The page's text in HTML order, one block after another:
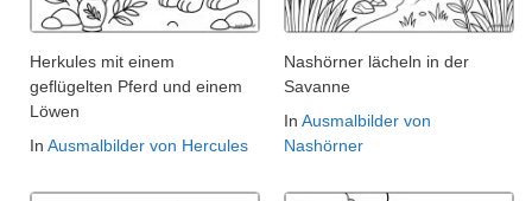
Herkules mit einem
geflügelten Pferd und einem
Löwen
In Ausmalbilder von Hercules
Nashörner lächeln in der
Savanne
In Ausmalbilder von
Nashörner